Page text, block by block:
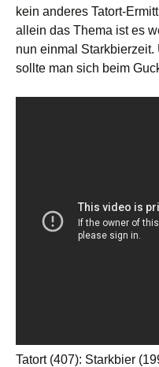
kein anderes Tatort-
allein das Thema ist es
nun einmal
sollte man sich beim
Tatort (407): Starkbier